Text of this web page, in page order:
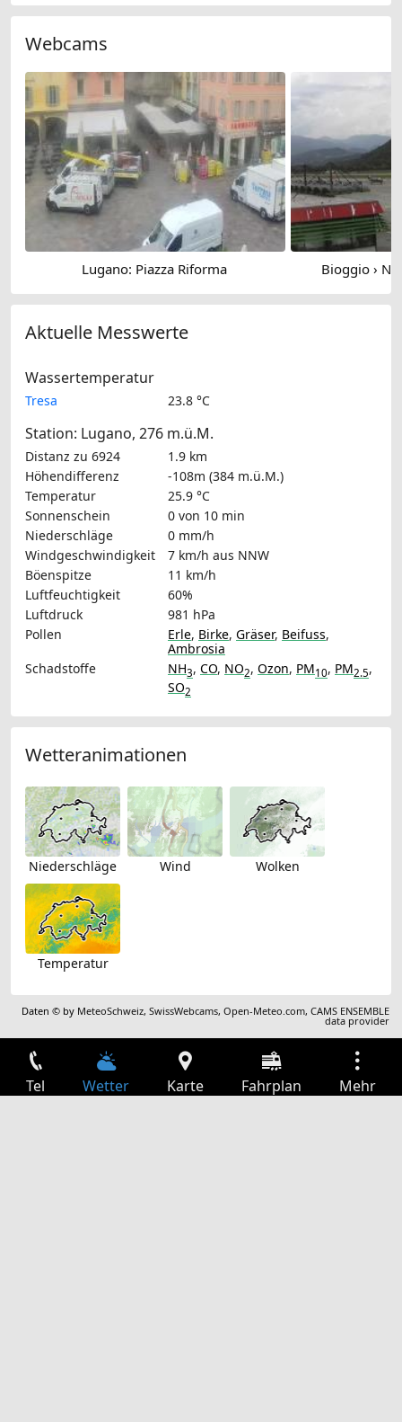
Webcams
Lugano: Piazza Riforma Bioggio ›
Aktuelle Messwerte
Wassertemperatur
Tresa 23.8 °C
Station: Lugano, 276 m.ü.M.
Distanz zu 6924
1.9 km
Höhendifferenz
-108m (384 m.ü.M.)
Temperatur
25.9 °C
Sonnenschein
0 von 10 min
Niederschläge
0 mm/h
Windgeschwindigkeit
7 km/h aus NNW
Böenspitze
11 km/h
Luftfeuchtigkeit
60%
Luftdruck
981 hPa
Pollen
Erle, Birke, Gräser, Beifuss,
Ambrosia
Schadstoffe
NH3, CO, NO2, Ozon, PM10, PM2.5,
SO2
Wetteranimationen
Niederschläge Wind Wolken
Temperatur
Daten © by MeteoSchweiz,SwissWebcams,Open-Meteo.com,CAMS ENSEMBLE
data provider
Tel Wetter Karte Fahrplan Mehr